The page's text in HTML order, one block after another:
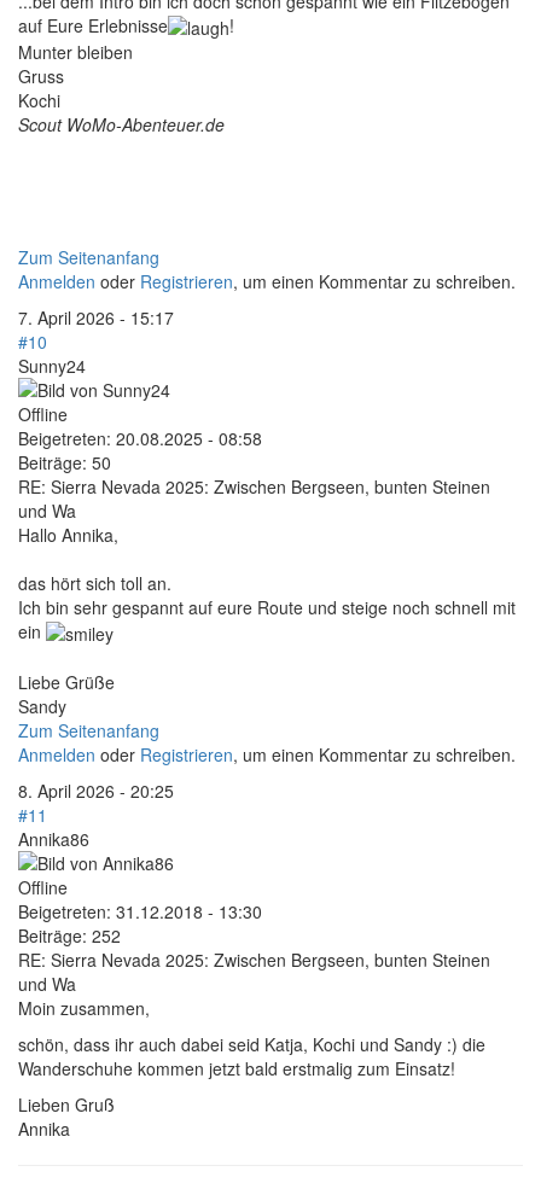
auf Eure Erlebnisse
!
Munter bleiben
Gruss
Kochi
Scout WoMo-Abenteuer.de
Zum Seitenanfang
Anmelden oder Registrieren, um einen Kommentar zu schreiben.
7. April 2026 - 15:17
#10
Sunny24
Offline
Beigetreten: 20.08.2025 - 08:58
Beiträge: 50
RE: Sierra Nevada 2025: Zwischen Bergseen, bunten Steinen
und Wa
Hallo Annika,
das hört sich toll an.
Ich bin sehr gespannt auf eure Route und steige noch schnell mit
ein
Liebe Grüße
Sandy
Zum Seitenanfang
Anmelden oder Registrieren, um einen Kommentar zu schreiben.
8. April 2026 - 20:25
#11
Annika86
Offline
Beigetreten: 31.12.2018 - 13:30
Beiträge: 252
RE: Sierra Nevada 2025: Zwischen Bergseen, bunten Steinen
und Wa
Moin zusammen,
schön, dass ihr auch dabei seid Katja, Kochi und Sandy :) die
Wanderschuhe kommen jetzt bald erstmalig zum Einsatz!
Lieben Gruß
Annika